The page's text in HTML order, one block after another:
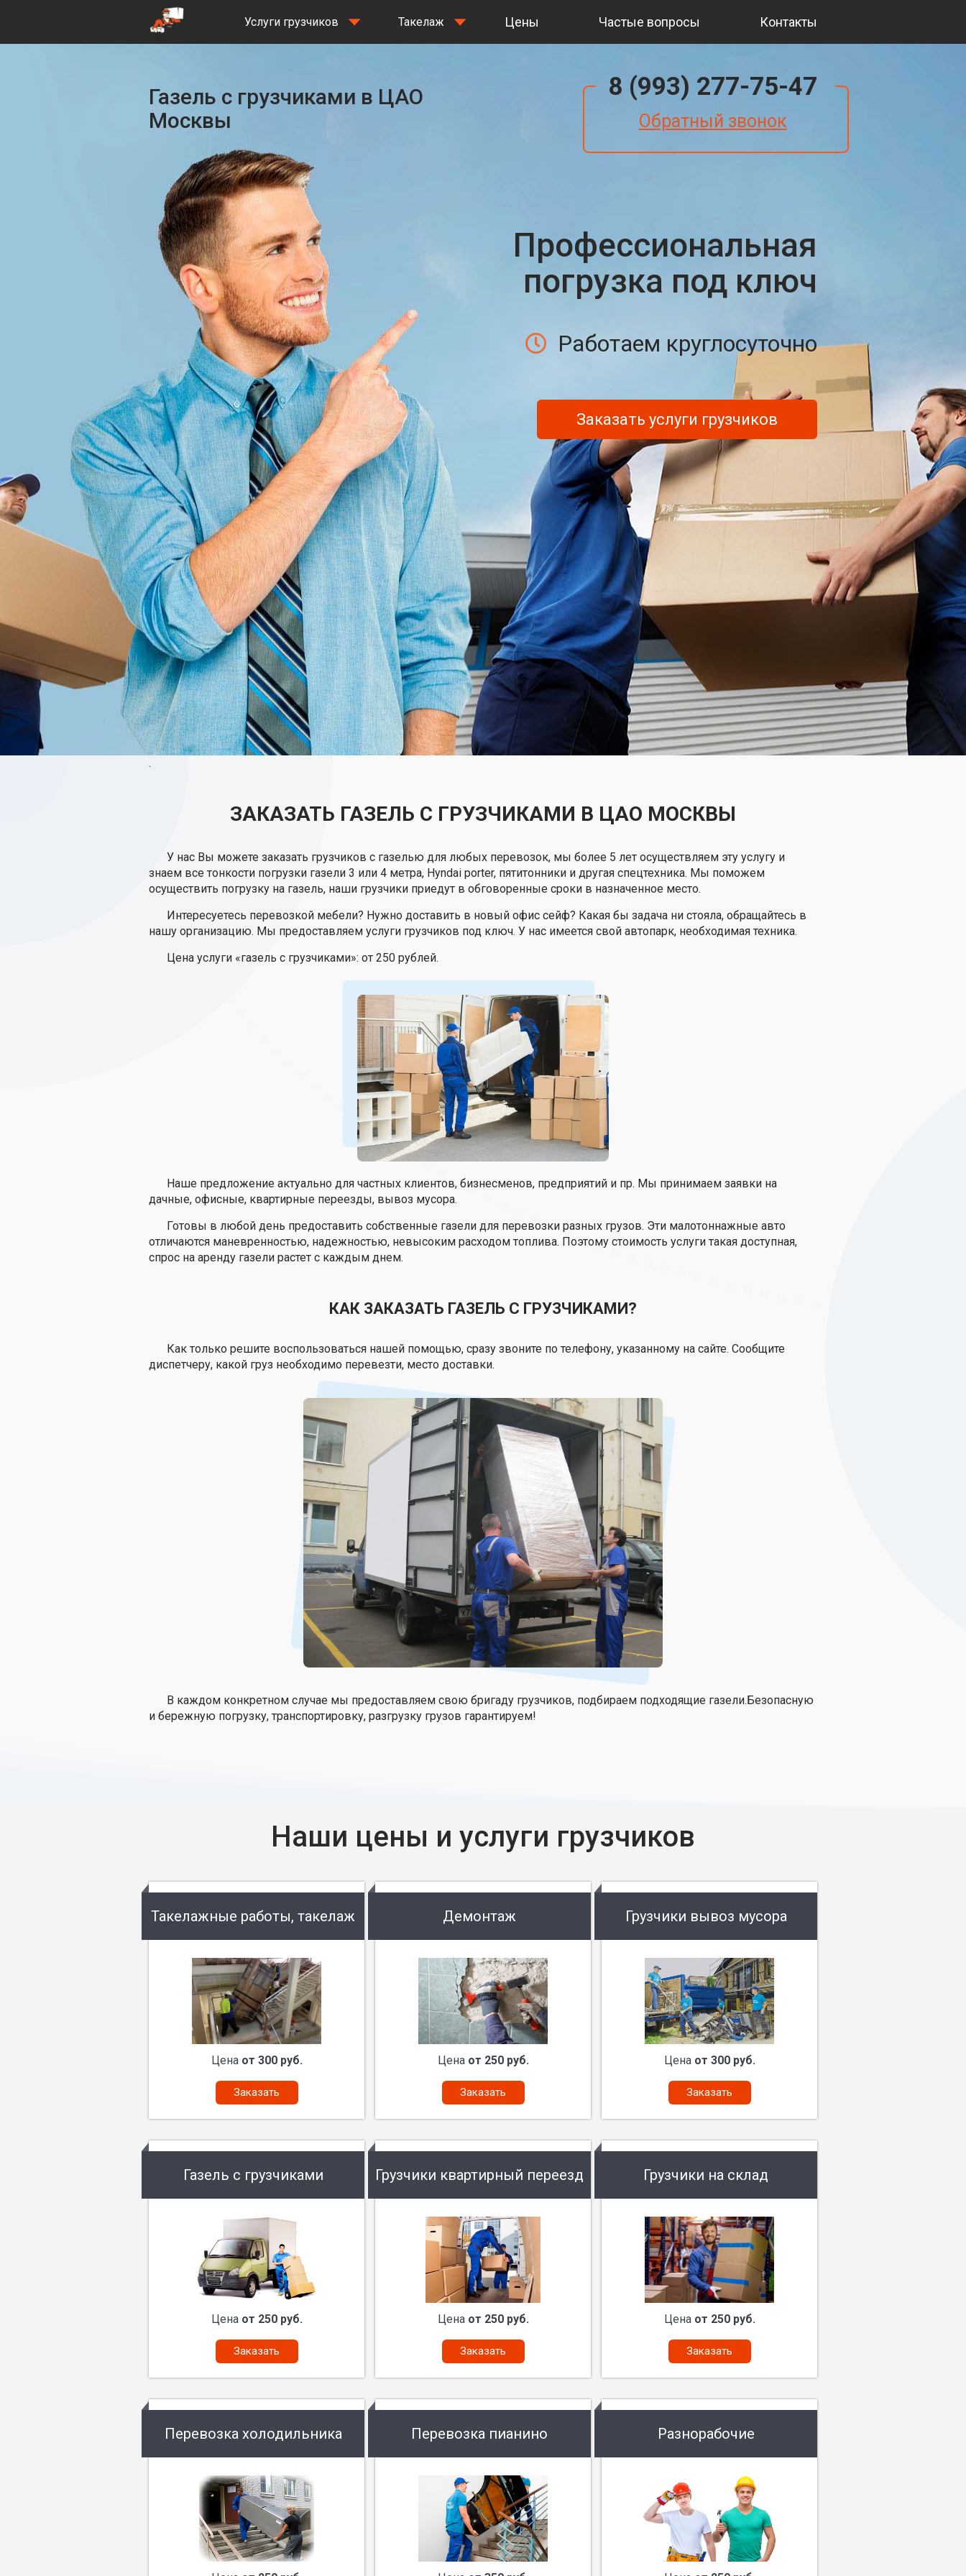
Услуги грузчиков Такелаж Цены Частые вопросы Контакты
Газель с грузчиками в ЦАО
Москвы
8 (993) 277-75-47
Обратный звонок
Профессиональная
погрузка под ключ
Работаем круглосуточно
Заказать услуги грузчиков
.
ЗАКАЗАТЬ ГАЗЕЛЬ С ГРУЗЧИКАМИ В ЦАО МОСКВЫ
У нас Вы можете заказать грузчиков с газелью для любых перевозок, мы более 5 лет осуществляем эту услугу и
знаем все тонкости погрузки газели 3 или 4 метра, Hyndai porter, пятитонники и другая спецтехника. Мы поможем
осуществить погрузку на газель, наши грузчики приедут в обговоренные сроки в назначенное место.
Интересуетесь перевозкой мебели? Нужно доставить в новый офис сейф? Какая бы задача ни стояла, обращайтесь в
нашу организацию. Мы предоставляем услуги грузчиков под ключ. У нас имеется свой автопарк, необходимая техника.
Цена услуги «газель с грузчиками»: от 250 рублей.
Наше предложение актуально для частных клиентов, бизнесменов, предприятий и пр. Мы принимаем заявки на
дачные, офисные, квартирные переезды, вывоз мусора.
Готовы в любой день предоставить собственные газели для перевозки разных грузов. Эти малотоннажные авто
отличаются маневренностью, надежностью, невысоким расходом топлива. Поэтому стоимость услуги такая доступная,
спрос на аренду газели растет с каждым днем.
КАК ЗАКАЗАТЬ ГАЗЕЛЬ С ГРУЗЧИКАМИ?
Как только решите воспользоваться нашей помощью, сразу звоните по телефону, указанному на сайте. Сообщите
диспетчеру, какой груз необходимо перевезти, место доставки.
В каждом конкретном случае мы предоставляем свою бригаду грузчиков, подбираем подходящие газели.Безопасную
и бережную погрузку, транспортировку, разгрузку грузов гарантируем!
Наши цены и услуги грузчиков
Такелажные работы, такелаж
Цена от 300 руб.
Заказать
Демонтаж
Цена от 250 руб.
Заказать
Грузчики вывоз мусора
Цена от 300 руб.
Заказать
Газель с грузчиками
Цена от 250 руб.
Заказать
Грузчики квартирный переезд
Цена от 250 руб.
Заказать
Грузчики на склад
Цена от 250 руб.
Заказать
Перевозка холодильника Перевозка пианино Разнорабочие